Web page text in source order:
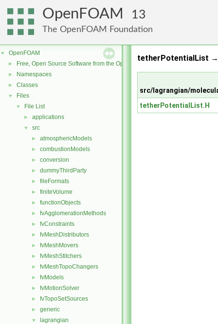
OpenFOAM 13
The OpenFOAM Foundation
▼ OpenFOAM
► Free, Open Source Software from the OpenFOAM Foundation
► Namespaces
► Classes
▼ Files
▼ File List
► applications
▼ src
► atmosphericModels
► combustionModels
► conversion
► dummyThirdParty
► fileFormats
► finiteVolume
► functionObjects
► fvAgglomerationMethods
► fvConstraints
► fvMeshDistributors
► fvMeshMovers
► fvMeshStitchers
► fvMeshTopoChangers
► fvModels
► fvMotionSolver
► fvTopoSetSources
► generic
▼ lagrangian
tetherPotentialList →
src/lagrangian/
tetherPotentialList.H